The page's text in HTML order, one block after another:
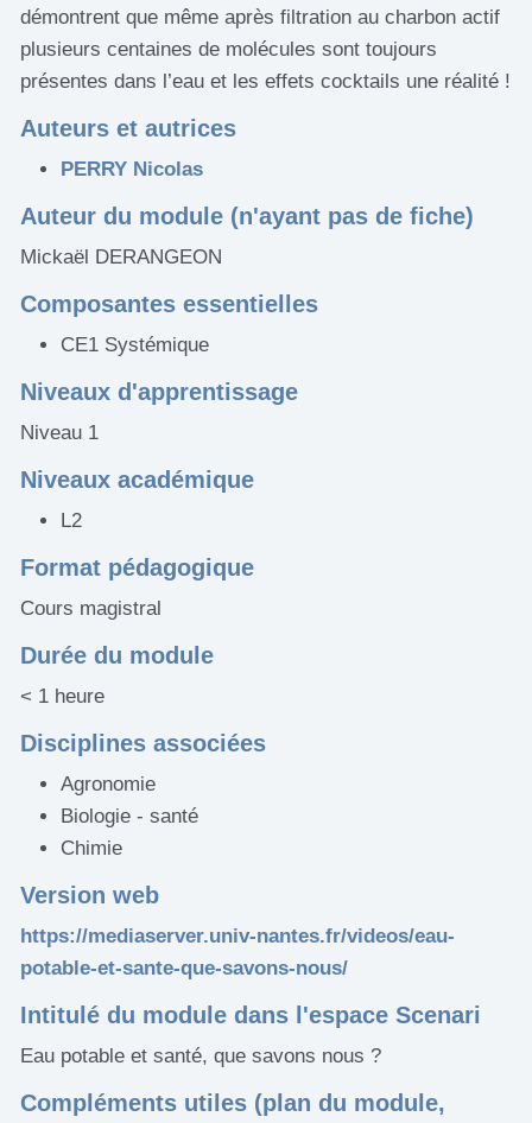
démontrent que même après filtration au charbon actif
plusieurs centaines de molécules sont toujours
présentes dans l’eau et les effets cocktails une réalité !
Auteurs et autrices
PERRY Nicolas
Auteur du module (n'ayant pas de fiche)
Mickaël DERANGEON
Composantes essentielles
CE1 Systémique
Niveaux d'apprentissage
Niveau 1
Niveaux académique
L2
Format pédagogique
Cours magistral
Durée du module
< 1 heure
Disciplines associées
Agronomie
Biologie - santé
Chimie
Version web
https://mediaserver.univ-nantes.fr/videos/eau-
potable-et-sante-que-savons-nous/
Intitulé du module dans l'espace Scenari
Eau potable et santé, que savons nous ?
Compléments utiles (plan du module,